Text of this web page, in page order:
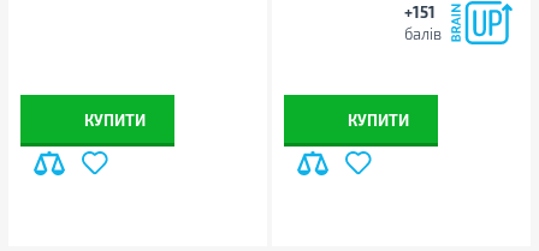
КУПИТИ
+151
балів
КУПИТИ